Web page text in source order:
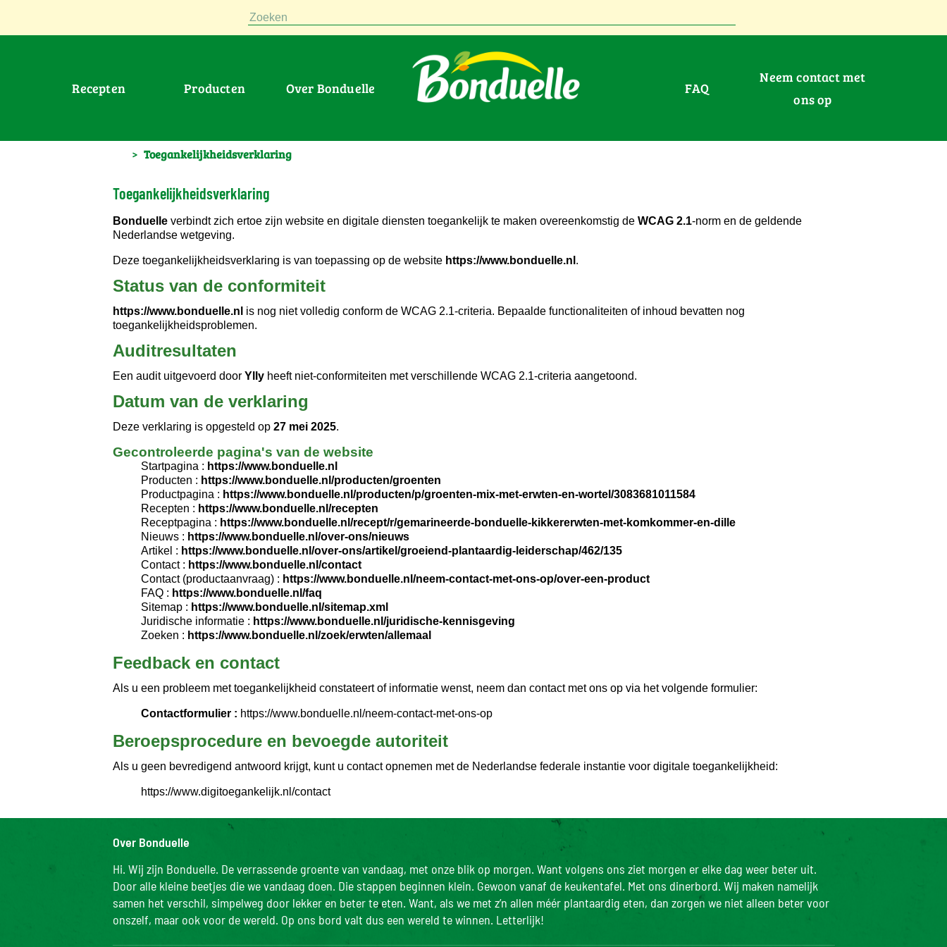
Zoeken
Recepten Producten Over Bonduelle FAQ
Neem contact met
ons op
> Toegankelijkheidsverklaring
Toegankelijkheidsverklaring
Bonduelleverbindt zich ertoe zijn website en digitale diensten toegankelijk te maken overeenkomstig de WCAG 2.1-norm en de geldende
Nederlandse wetgeving.
Deze toegankelijkheidsverklaring is van toepassing op de website https://www.bonduelle.nl .
Status van de conformiteit
https://www.bonduelle.nl is nog niet volledig conform de WCAG 2.1-criteria. Bepaalde functionaliteiten of inhoud bevatten nog
toegankelijkheidsproblemen.
Auditresultaten
Een audit uitgevoerd door Yllyheeft niet-conformiteiten met verschillende WCAG 2.1-criteria aangetoond.
Datum van de verklaring
Deze verklaring is opgesteld op 27 mei 2025.
Gecontroleerde pagina's van de website
Startpagina : https://www.bonduelle.nl
Producten : https://www.bonduelle.nl/producten/groenten
Productpagina : https://www.bonduelle.nl/producten/p/groenten-mix-met-erwten-en-wortel/3083681011584
Recepten : https://www.bonduelle.nl/recepten
Receptpagina : https://www.bonduelle.nl/recept/r/gemarineerde-bonduelle-kikkererwten-met-komkommer-en-dille
Nieuws : https://www.bonduelle.nl/over-ons/nieuws
Artikel : https://www.bonduelle.nl/over-ons/artikel/groeiend-plantaardig-leiderschap/462/135
Contact : https://www.bonduelle.nl/contact
Contact (productaanvraag) : https://www.bonduelle.nl/neem-contact-met-ons-op/over-een-product
FAQ : https://www.bonduelle.nl/faq
Sitemap : https://www.bonduelle.nl/sitemap.xml
Juridische informatie : https://www.bonduelle.nl/juridische-kennisgeving
Zoeken : https://www.bonduelle.nl/zoek/erwten/allemaal
Feedback en contact
Als u een probleem met toegankelijkheid constateert of informatie wenst, neem dan contact met ons op via het volgende formulier:
Contactformulier : https://www.bonduelle.nl/neem-contact-met-ons-op
Beroepsprocedure en bevoegde autoriteit
Als u geen bevredigend antwoord krijgt, kunt u contact opnemen met de Nederlandse federale instantie voor digitale toegankelijkheid:
https://www.digitoegankelijk.nl/contact
Over Bonduelle
Hi. Wij zijn Bonduelle. De verrassende groente van vandaag, met onze blik op morgen. Want volgens ons ziet morgen er elke dag weer beter uit.
Door alle kleine beetjes die we vandaag doen. Die stappen beginnen klein. Gewoon vanaf de keukentafel. Met ons dinerbord. Wij maken namelijk
samen het verschil, simpelweg door lekker en beter te eten. Want, als we met z’n allen méér plantaardig eten, dan zorgen we niet alleen beter voor
onszelf, maar ook voor de wereld. Op ons bord valt dus een wereld te winnen. Letterlijk!